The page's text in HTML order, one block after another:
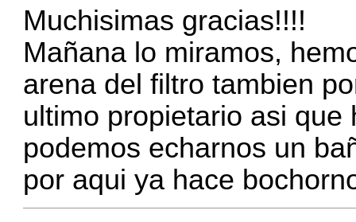
Muchisimas gracias!!!!
Mañana lo miramos,
arena del filtro tambien
ultimo propietario asi
podemos echarnos un
por aqui ya hace